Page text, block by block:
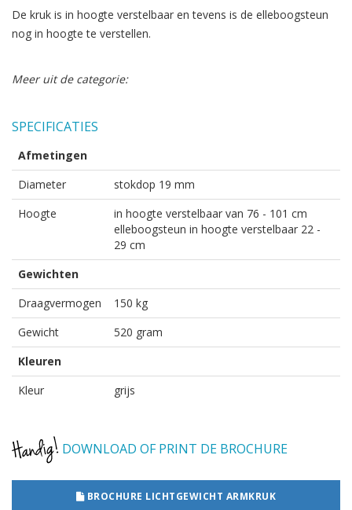
De kruk is in hoogte verstelbaar en tevens is de elleboogsteun
nog in hoogte te verstellen.
Meer uit de categorie:
SPECIFICATIES
Afmetingen
Diameter
stokdop 19 mm
Hoogte
in hoogte verstelbaar van 76 - 101 cm
elleboogsteun in hoogte verstelbaar 22 -
29 cm
Gewichten
Draagvermogen
150 kg
Gewicht
520 gram
Kleuren
Kleur
grijs
DOWNLOAD OF PRINT DE BROCHURE
BROCHURE LICHTGEWICHT ARMKRUK